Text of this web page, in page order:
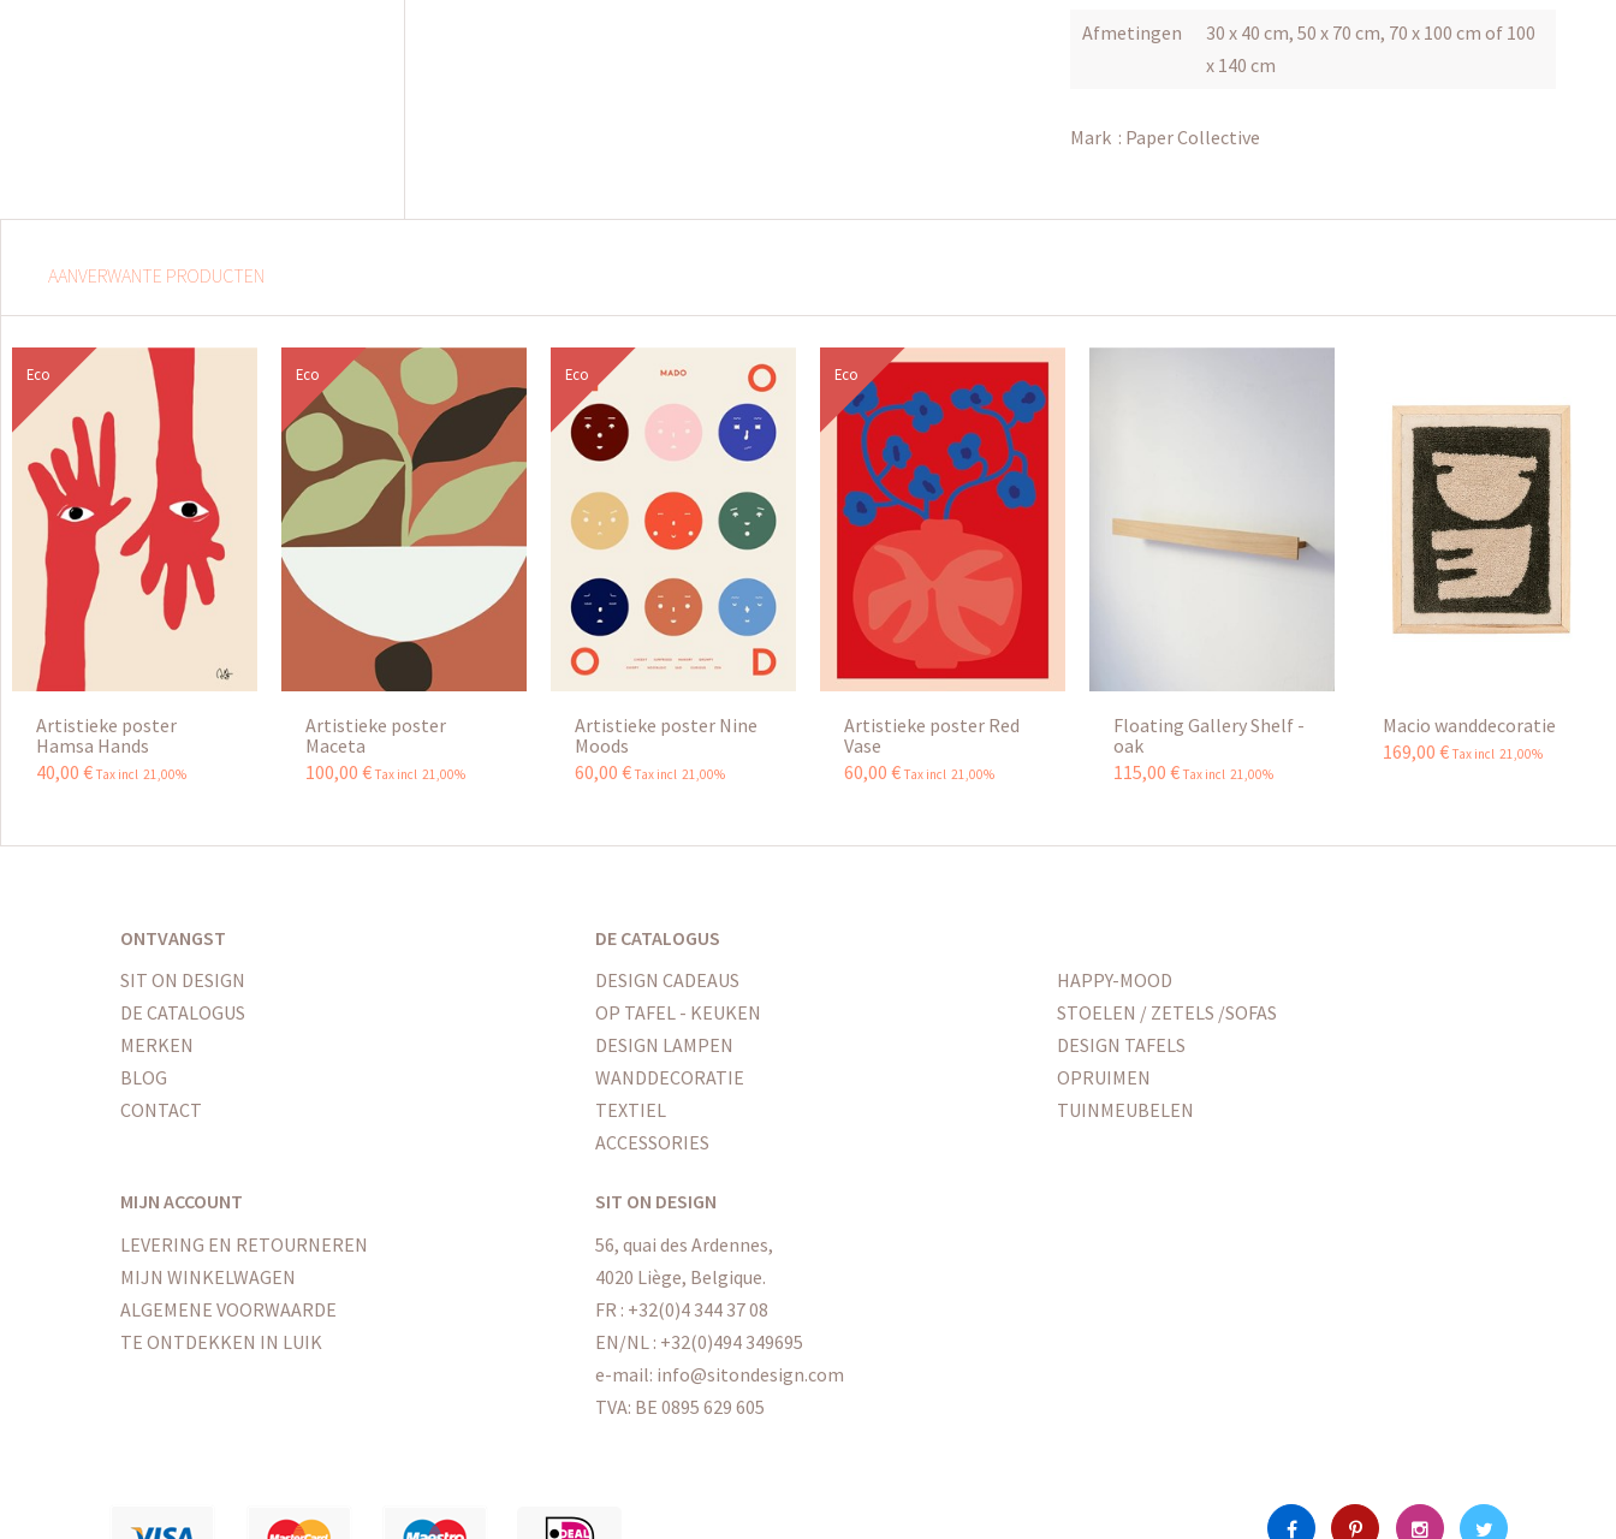
Afmetingen
30 x 40 cm, 50 x 70 cm, 70 x 100 cm of 100
x 140 cm
Mark : Paper Collective
AANVERWANTE PRODUCTEN
Eco
Artistieke poster
Hamsa Hands
40,00 € Tax incl 21,00%
Eco
Artistieke poster
Maceta
100,00 € Tax incl 21,00%
Eco
Artistieke poster Nine
Moods
60,00 € Tax incl 21,00%
Eco
Artistieke poster Red
Vase
60,00 € Tax incl 21,00%
Floating Gallery Shelf -
oak
115,00 € Tax incl 21,00%
Macio wanddecoratie
169,00 € Tax incl 21,00%
ONTVANGST
SIT ON DESIGN
DE CATALOGUS
MERKEN
BLOG
CONTACT
DE CATALOGUS
DESIGN CADEAUS
OP TAFEL - KEUKEN
DESIGN LAMPEN
WANDDECORATIE
TEXTIEL
ACCESSORIES
HAPPY-MOOD
STOELEN / ZETELS /SOFAS
DESIGN TAFELS
OPRUIMEN
TUINMEUBELEN
MIJN ACCOUNT
LEVERING EN RETOURNEREN
MIJN WINKELWAGEN
ALGEMENE VOORWAARDE
TE ONTDEKKEN IN LUIK
SIT ON DESIGN
56, quai des Ardennes,
4020 Liège, Belgique.
FR : +32(0)4 344 37 08
EN/NL : +32(0)494 349695
e-mail: info@sitondesign.com
TVA: BE 0895 629 605